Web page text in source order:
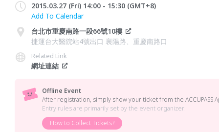
2015.03.27 (Fri) 14:00 - 15:30 (GMT+8)
Add To Calendar
台北市重慶南路一段66號10樓
捷運台大醫院站4號出口 襄陽路、重慶南路口
Related Link
網址連結
Offline Event
After registration, simply show your ticket from the ACCUPASS
Entry rules are primarily set by the event organizer.
How to Collect Tickets?